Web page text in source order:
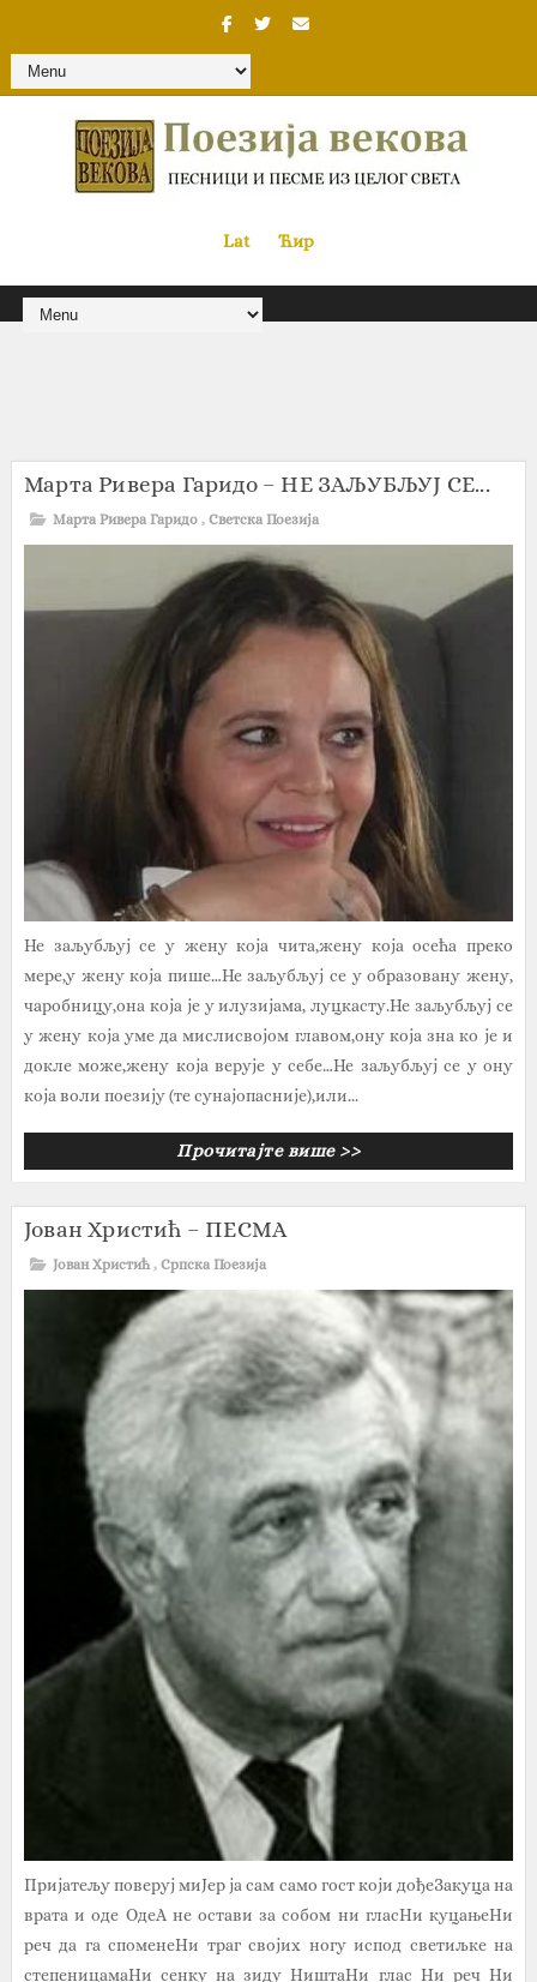
Lat« Ћир
Марта Ривера Гаридо – НЕ ЗАЉУБЉУЈ СЕ...
Марта Ривера Гаридо , Светска Поезија
Не заљубљуј се у жену која чита,жену која осећа преко
мере,у жену која пише…Не заљубљуј се у образовану жену,
чаробницу,она која је у илузијама, луцкасту.Не заљубљуј се
у жену која уме да мислисвојом главом,ону која зна ко је и
докле може,жену која верује у себе…Не заљубљуј се у ону
која воли поезију (те сунајопасније),или...
Прочитајте више >>
Јован Христић – ПЕСМА
Јован Христић , Српска Поезија
Пријатељу поверуј миЈер ја сам само гост који дођеЗакуца на
врата и оде ОдеА не остави за собом ни гласНи куцањеНи
реч да га споменеНи траг својих ногу испод светиљке на
степеницамаНи сенку на зиду НиштаНи глас Ни реч Ни